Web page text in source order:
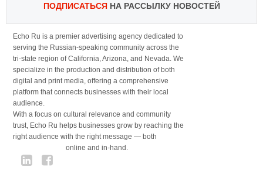
ПОДПИСАТЬСЯНА РАССЫЛКУ НОВОСТЕЙ
Echo Ru is a premier advertising agency dedicated to
serving the Russian-speaking community across the
tri-state region of California, Arizona, and Nevada. We
specialize in the production and distribution of both
digital and print media, offering a comprehensive
platform that connects businesses with their local
audience.
With a focus on cultural relevance and community
trust, Echo Ru helps businesses grow by reaching the
right audience with the right message — both
online and in-hand.